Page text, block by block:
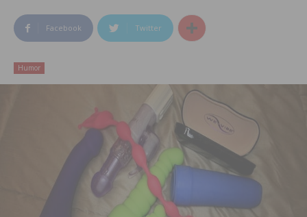
Facebook Twitter
Humor